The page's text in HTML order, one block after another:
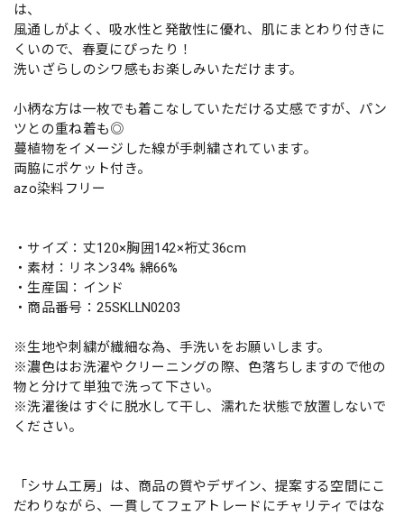
は、
風通しがよく、吸水性と発散性に優れ、肌にまとわり付きに
くいので、春夏にぴったり！
洗いざらしのシワ感もお楽しみいただけます。
小柄な方は一枚でも着こなしていただける丈感ですが、パン
ツとの重ね着も◎
蔓植物をイメージした線が手刺繍されています。
両脇にポケット付き。
azo染料フリー
・サイズ：丈120×胸囲142×裄丈36cm
・素材：リネン34% 綿66%
・生産国：インド
・商品番号：25SKLLN0203
※生地や刺繍が繊細な為、手洗いをお願いします。
※濃色はお洗濯やクリーニングの際、色落ちしますので他の
物と分けて単独で洗って下さい。
※洗濯後はすぐに脱水して干し、濡れた状態で放置しないで
ください。
「シサム工房」は、商品の質やデザイン、提案する空間にこ
だわりながら、一貫してフェアトレードにチャリティではな